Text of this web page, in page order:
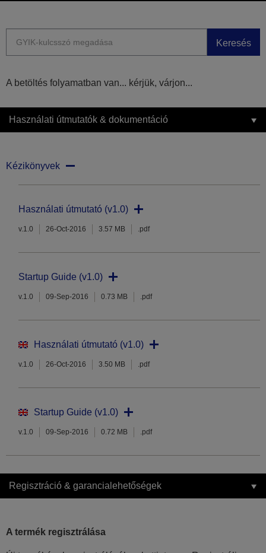
Keresés
A betöltés folyamatban van... kérjük, várjon...
Használati útmutatók & dokumentáció
Kézikönyvek
Használati útmutató (v1.0)
v.1.0 26-Oct-2016 3.57 MB .pdf
Startup Guide (v1.0)
v.1.0 09-Sep-2016 0.73 MB .pdf
Használati útmutató (v1.0)
v.1.0 26-Oct-2016 3.50 MB .pdf
Startup Guide (v1.0)
v.1.0 09-Sep-2016 0.72 MB .pdf
Regisztráció & garancialehetőségek
A termék regisztrálása